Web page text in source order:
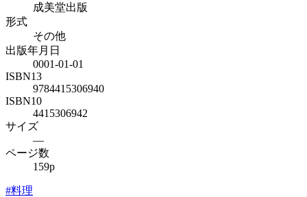
成美堂出版
形式
その他
出版年月日
0001-01-01
ISBN13
9784415306940
ISBN10
4415306942
サイズ
—
ページ数
159p
#料理